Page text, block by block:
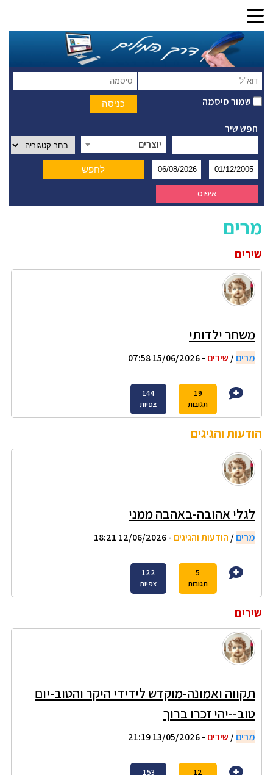
שמור סיסמה
חפש שיר
יוצרים
מרים
שירים
משחר ילדותי
מרים/ שירים - 15/06/2026 07:58
19
תגובות
144
צפיות
הודעות והגיגים
לגלי אהובה-באהבה ממני
מרים/ הודעות והגיגים - 12/06/2026 18:21
5
תגובות
122
צפיות
שירים
תקווה ואמונה-מוקדש לידידי היקר והטוב-יום
טוב--יהי זכרו ברוך
מרים/ שירים - 13/05/2026 21:19
12
153